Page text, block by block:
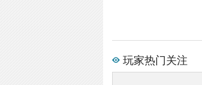
玩家热门关注